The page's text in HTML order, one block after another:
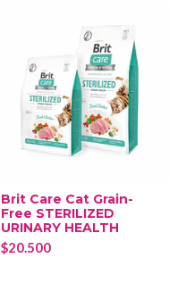
Brit Care Cat Grain-
Free STERILIZED
URINARY HEALTH
$20.500